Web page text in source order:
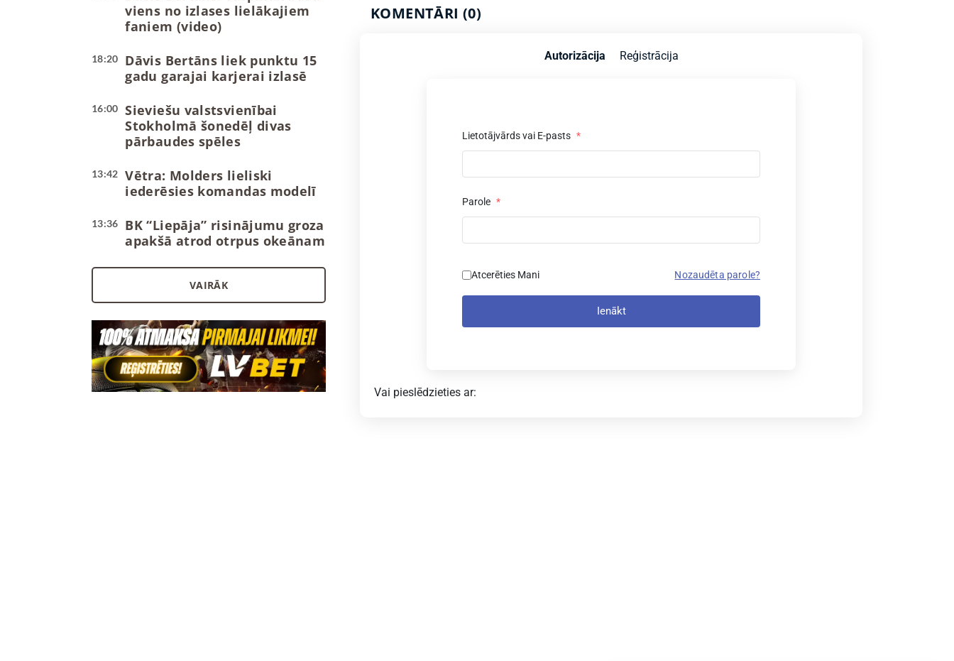
viens no izlases lielākajiem
faniem (video)
18:20
Dāvis Bertāns liek punktu 15
gadu garajai karjerai izlasē
16:00
Sieviešu valstsvienībai
Stokholmā šonedēļ divas
pārbaudes spēles
13:42
Vētra: Molders lieliski
iederēsies komandas modelī
13:36
BK “Liepāja” risinājumu groza
apakšā atrod otrpus okeānam
VAIRĀK
KOMENTĀRI (0)
Autorizācija Reģistrācija
Lietotājvārds vai E-pasts *
Parole *
Atcerēties Mani Nozaudēta parole?
Ienākt
Vai pieslēdzieties ar: